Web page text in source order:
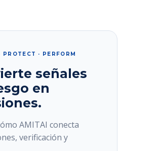
PROTECT · PERFORM
señales
en
AMITAI conecta
verificación y